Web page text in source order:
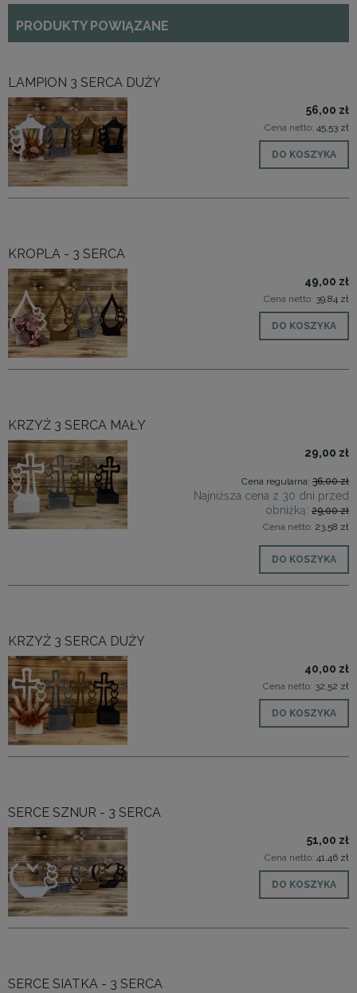
PRODUKTY POWIĄZANE
LAMPION 3 SERCA DUŻY
56,00 zł
Cena netto: 45,53 zł
DO KOSZYKA
KROPLA - 3 SERCA
49,00 zł
Cena netto: 39,84 zł
DO KOSZYKA
KRZYŻ 3 SERCA MAŁY
29,00 zł
Cena regularna: 36,00 zł
Najniższa cena z 30 dni przed
obniżką: 29,00 zł
Cena netto: 23,58 zł
DO KOSZYKA
KRZYŻ 3 SERCA DUŻY
40,00 zł
Cena netto: 32,52 zł
DO KOSZYKA
SERCE SZNUR - 3 SERCA
51,00 zł
Cena netto: 41,46 zł
DO KOSZYKA
SERCE SIATKA - 3 SERCA